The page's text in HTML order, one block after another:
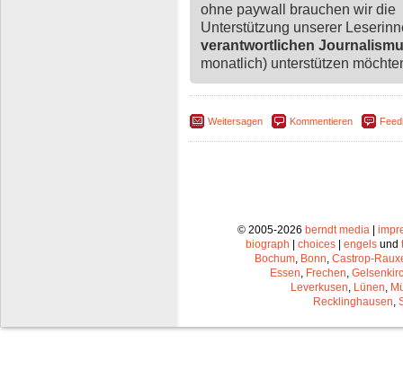
ohne paywall brauchen wir die
Unterstützung unserer
verantwortlichen
monatlich) unterstützen
Weitersagen Kommentieren
© 2005-2026 berndt media|
biograph
choices engels und
Bochum, Bonn, Castrop-
Essen, Frechen,
Leverkusen, Lünen,
Recklinghausen,